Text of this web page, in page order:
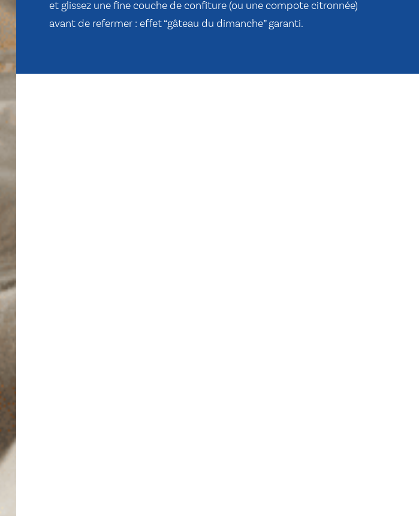
et glissez une fine couche de confiture (ou une compote citronnée)
avant de refermer : effet “gâteau du dimanche” garanti.